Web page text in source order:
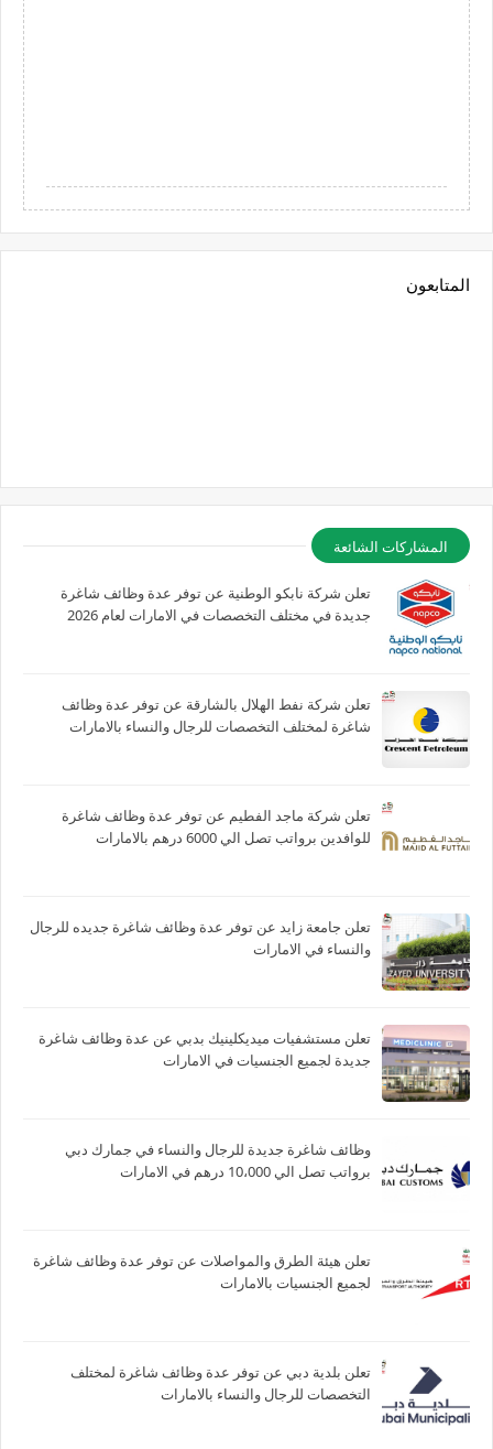
المتابعون
المشاركات الشائعة
تعلن شركة نابكو الوطنية عن توفر عدة وظائف شاغرة
جديدة في مختلف التخصصات في الامارات لعام 2026
تعلن شركة نفط الهلال بالشارقة عن توفر عدة وظائف
شاغرة لمختلف التخصصات للرجال والنساء بالامارات
تعلن شركة ماجد الفطيم عن توفر عدة وظائف شاغرة
للوافدين برواتب تصل الي 6000 درهم بالامارات
تعلن جامعة زايد عن توفر عدة وظائف شاغرة جديده للرجال
والنساء في الامارات
تعلن مستشفيات ميديكلينيك بدبي عن عدة وظائف شاغرة
جديدة لجميع الجنسيات في الامارات
وظائف شاغرة جديدة للرجال والنساء في جمارك دبي
برواتب تصل الي 10،000 درهم في الامارات
تعلن هيئة الطرق والمواصلات عن توفر عدة وظائف شاغرة
لجميع الجنسيات بالامارات
تعلن بلدية دبي عن توفر عدة وظائف شاغرة لمختلف
التخصصات للرجال والنساء بالامارات